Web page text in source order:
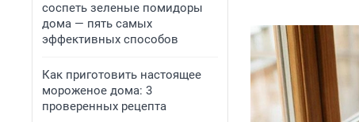
соспеть зеленые помидоры
дома — пять самых
эффективных способов
Как приготовить настоящее
мороженое дома: 3
проверенных рецепта